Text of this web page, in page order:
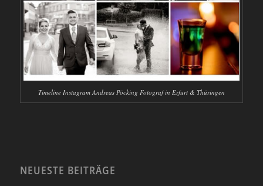
Timeline Instagram Andreas Pöcking Fotograf in Erfurt & Thüringen
NEUESTE BEITRÄGE